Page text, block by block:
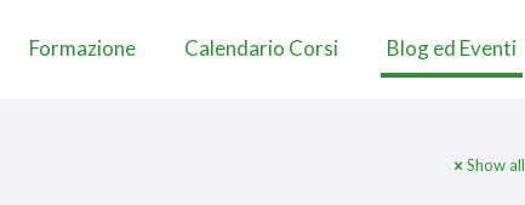
Formazione Calendario Corsi Blog ed Eventi
Show all